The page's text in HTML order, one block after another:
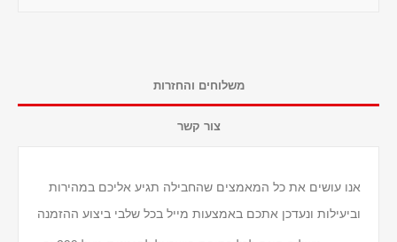
משלוחים והחזרות
צור קשר
אנו עושים את כל המאמצים שהחבילה תגיע אליכם במהירות
וביעילות ונעדכן אתכם באמצעות מייל בכל שלבי ביצוע ההזמנה